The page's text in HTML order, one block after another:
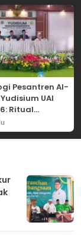
Pesantren Al-
UAI
Ritual
yang
“Dhamir